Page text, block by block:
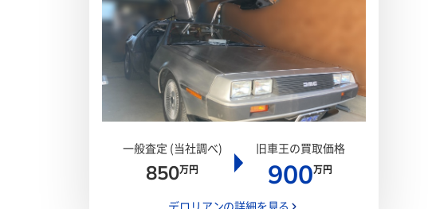
一般査定 (当社調べ)
850万円
旧車王の買取価格
900万円
デロリアンの詳細を見る